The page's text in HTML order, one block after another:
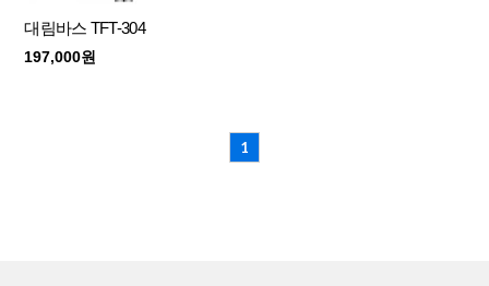
대림바스 TFT-304
197,000원
1